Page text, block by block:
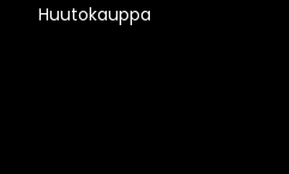
Huutokauppa